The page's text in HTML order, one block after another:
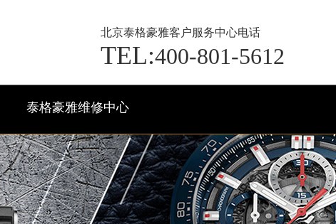
北京泰格豪雅客户服务中心电话
TEL:400-801-5612
泰格豪雅维修中心